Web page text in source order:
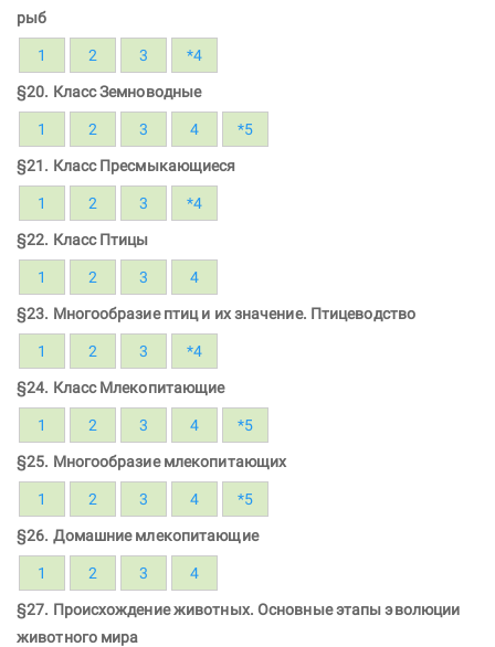
рыб
1 2 3 *4
§20. Класс Земноводные
1 2 3 4 *5
§21. Класс Пресмыкающиеся
1 2 3 *4
§22. Класс Птицы
1 2 3 4
§23. Многообразие птиц и их значение. Птицеводство
1 2 3 *4
§24. Класс Млекопитающие
1 2 3 4 *5
§25. Многообразие млекопитающих
1 2 3 4 *5
§26. Домашние млекопитающие
1 2 3 4
§27. Происхождение животных. Основные этапы эволюции
животного мира